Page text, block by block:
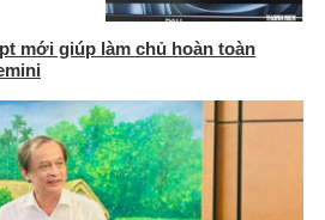
mới giúp làm chủ hoàn toàn